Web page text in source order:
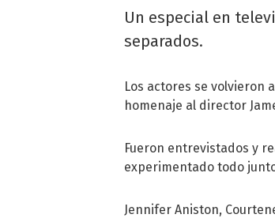
Un especial en
separados.
Los actores se volvieron
homenaje al director
Fueron entrevistados y
experimentado todo
Jennifer Aniston,